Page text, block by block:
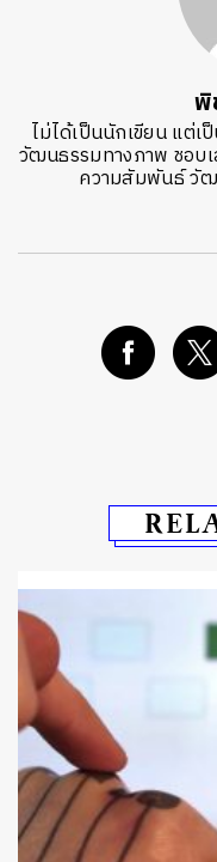
พิ
ไม่ได้เป็นนักเขียน แต่
วัฒนธรรมทางภาพ ชอบ
ความสัมพันธ์ วัฒ